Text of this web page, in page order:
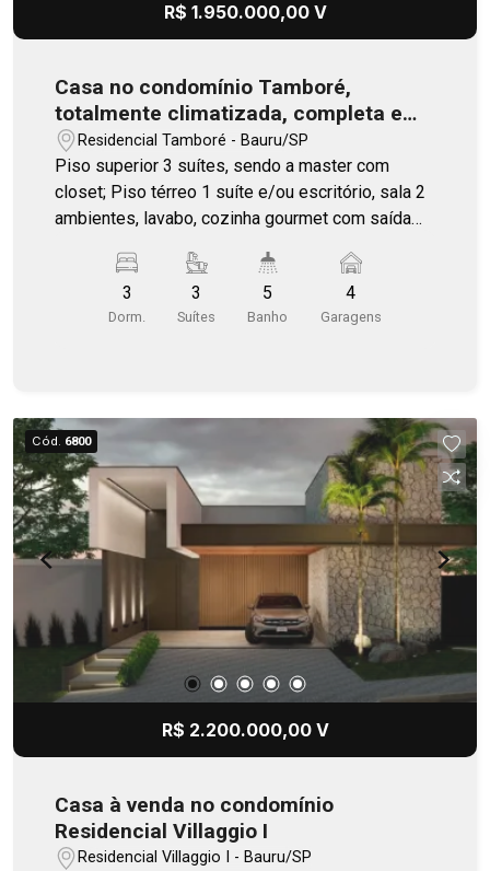
R$ 1.950.000,00 V
Casa no condomínio Tamboré,
totalmente climatizada, completa em
armários
Residencial Tamboré - Bauru/SP
Piso superior 3 suítes, sendo a master com
closet; Piso térreo 1 suíte e/ou escritório, sala 2
ambientes, lavabo, cozinha gourmet com saída
Garagem coberta para 2 veículos cobertos e 2
descobertos; Piscina 4,50 x 2,50 + praia de 4,50
+ 1,00; Energia fotovoltaica; Aquecimento solar
roupas; Sala: Painel e rack; Banheiros: Gabinetes;
Ar Condicionado em todos ambientes; Cozinha
equipada com churrasqueira à gás Bonezze,
cooktop, forno à gás, forno microondas, e
geladeira, todos Eletrolux, coifa em inox para o
fogão e churrasqueira Hidrolar; Lavabo com
espelho orgânico.
3
Dorm.
3
Suítes
5
Banho
4
Garagens
Cód. 6800
R$ 2.200.000,00 V
Casa à venda no condomínio
Residencial Villaggio I
Residencial Villaggio I - Bauru/SP